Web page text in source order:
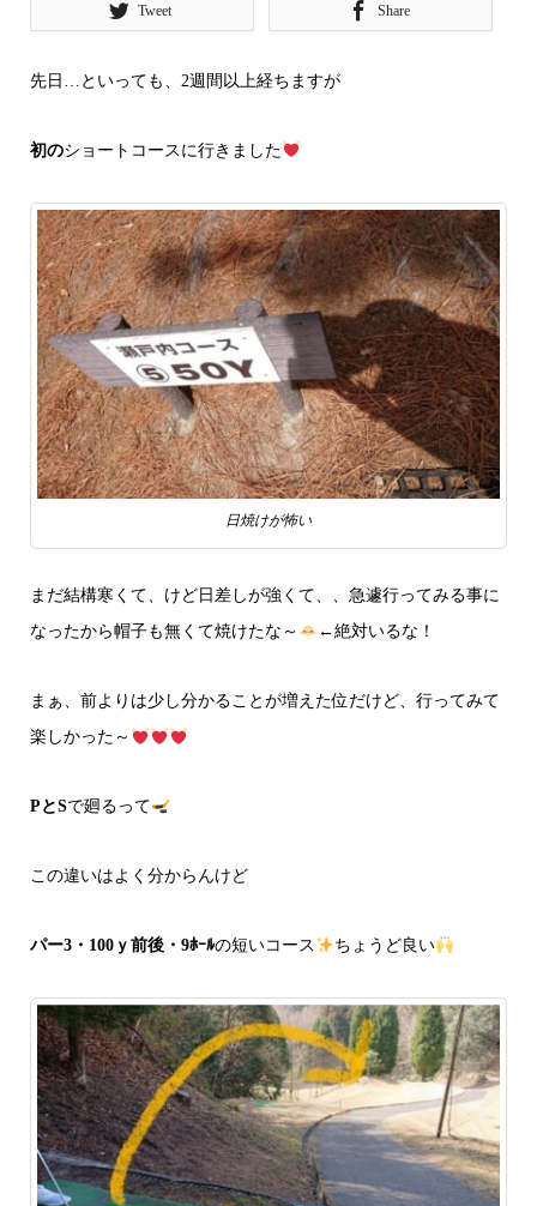
Tweet Share
先日…といっても、2週間以上経ちますが
初のショートコースに行きました
日焼けが怖い
まだ結構寒くて、けど日差しが強くて、、急遽行ってみる事に
なったから帽子も無くて焼けたな～
←絶対いるな！
まぁ、前よりは少し分かることが増えた位だけど、行ってみて
楽しかった～
PとSで廻るって
この違いはよく分からんけど
パー3・100ｙ前後・9ﾎｰﾙの短いコース ちょうど良い